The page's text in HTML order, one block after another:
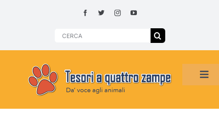
Search
HOME